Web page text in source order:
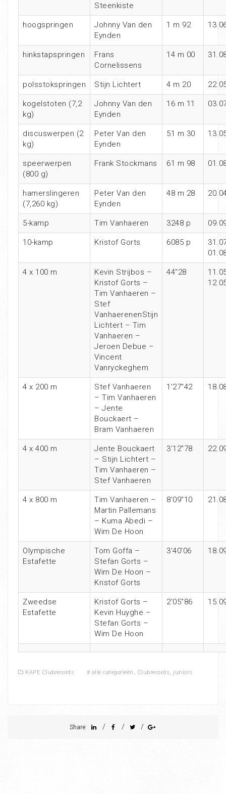
Steenkiste
hoogspringen
Johnny Van den
Eynden
1 m 92
hinkstapspringen
Frans
Cornelissens
14 m 00
polsstokspringen Stijn Lichtert 4 m 20
kogelstoten (7,2
kg)
Johnny Van den
Eynden
16 m 11
discuswerpen (2
kg)
Peter Van den
Eynden
51 m 30
speerwerpen
(800 g)
Frank Stockmans 61 m 98
hamerslingeren
(7,260 kg)
Peter Van den
Eynden
48 m 28
5-kamp Tim Vanhaeren 3248 p
10-kamp Kristof Gorts 6085 p
4 x 100 m
Kevin Strijbos –
Kristof Gorts –
Tim Vanhaeren –
Stef
VanhaerenenStijn
Lichtert – Tim
Vanhaeren –
Jeroen Debue –
Vincent
Vanryckeghem
44″28
4 x 200 m
Stef Vanhaeren
– Tim Vanhaeren
– Jente
Bouckaert –
Bram Vanhaeren
1’27″42
4 x 400 m
Jente Bouckaert
– Stijn Lichtert –
Tim Vanhaeren –
Stef Vanhaeren
3’12″78
4 x 800 m
Tim Vanhaeren –
Martin Pallemans
– Kuma Abedi –
Wim De Hoon
8’09″10
Olympische
Estafette
Tom Goffa –
Stefan Gorts –
Wim De Hoon –
Kristof Gorts
3’40’06
Zweedse
Estafette
Kristof Gorts –
Kevin Huyghe –
Stefan Gorts –
Wim De Hoon
2’05″86
KAPE Clubrecords # alle categorieën , Clubrecords, juniors
Share: / / /